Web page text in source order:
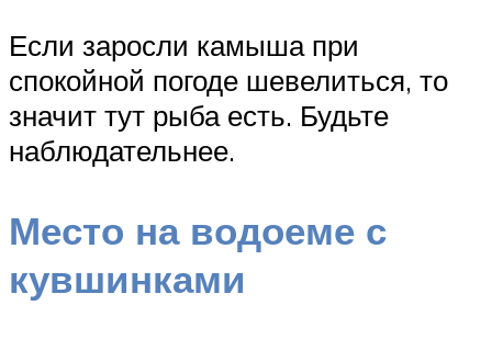
Если заросли камыша при
спокойной погоде шевелиться, то
значит тут рыба есть. Будьте
наблюдательнее.
Место на водоеме с
кувшинками